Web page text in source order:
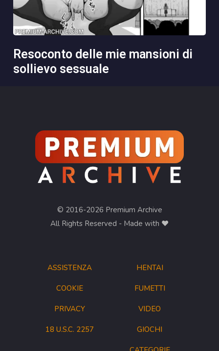
resoconto delle mie mansioni di
sollievo sessuale
ASSISTENZA
COOKIE
PRIVACY
18 U.S.C. 2257
© 2016-2026 Premium Archive
All Rights Reserved - Made with ❤︎
HENTAI
FUMETTI
VIDEO
GIOCHI